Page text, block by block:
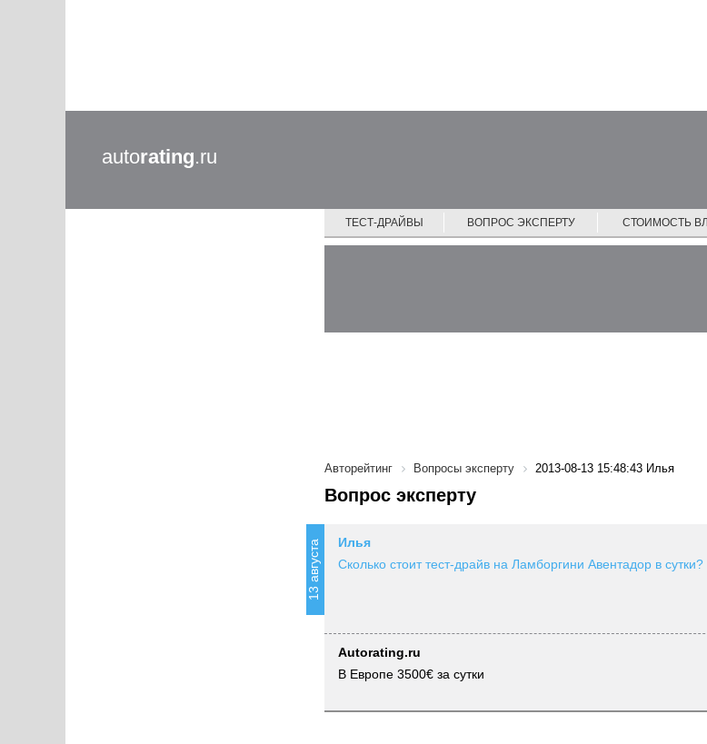
autorating.ru
ТЕСТ-ДРАЙВЫ ВОПРОС ЭКСПЕРТУ СТОИМОСТЬ
Авторейтинг Вопросы эксперту 2013-08-13 15:48:43 Илья
Вопрос эксперту
13 августа
Илья
Сколько стоит тест-драйв на Ламборгини Авентадор в сутки?
Autorating.ru
В Европе 3500€ за сутки